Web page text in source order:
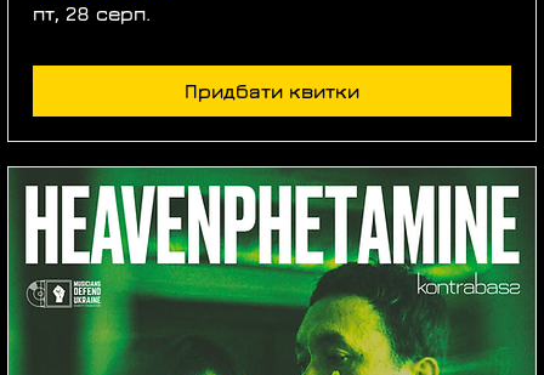
пт, 28 серп.
Придбати квитки